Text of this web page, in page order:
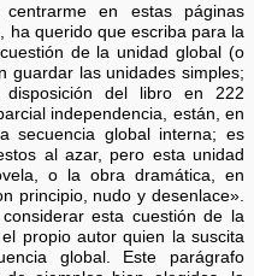
en estas páginas
ha querido que escriba para la
de la unidad global (o
guardar las unidades simples;
del libro en 222
independencia, están, en
secuencia global interna; es
al azar, pero esta unidad
o la obra dramática, en
principio, nudo y desenlace».
esta cuestión de la
propio autor quien la suscita
global. Este parágrafo